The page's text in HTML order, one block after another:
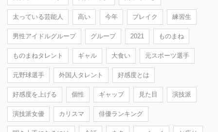
太っている芸能人 高い 今年 ブレイク 練習生
男性アイドルグループ グループ 2021 ものまね
ものまねタレント ギャル 大食い 元スポーツ選手
元野球選手 外国人タレント 好感度とは
好感度を上げる 個性 ギャップ 見た目 演技派
演技派女優 カリスマ 俳優ランキング